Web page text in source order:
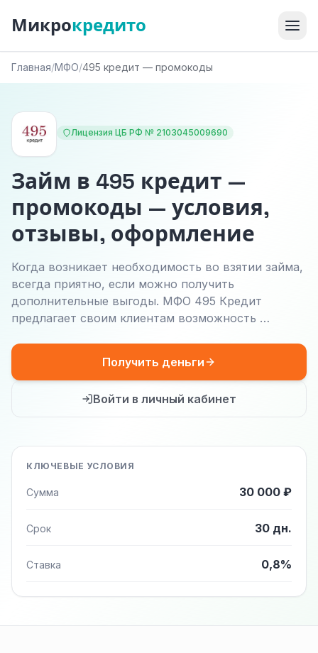
Микрокредито
Главная/МФО/495 кредит — промокоды
Лицензия ЦБ РФ № 2103045009690
Займ в 495 кредит —
промокоды — условия,
отзывы, оформление
Когда возникает необходимость во взятии займа,
всегда приятно, если можно получить
дополнительные выгоды. МФО 495 Кредит
предлагает своим клиентам возможность …
Получить деньги
Войти в личный кабинет
КЛЮЧЕВЫЕ УСЛОВИЯ
Сумма 30 000 ₽
Срок 30 дн.
Ставка 0,8%